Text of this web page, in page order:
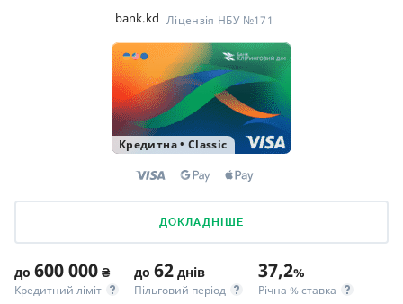
bank.kd Ліцензія НБУ №171
Кредитна• Classic
ДОКЛАДНІШЕ
до 600 000 ₴
Кредитний ліміт
до 62 днів
Пільговий період
37,2%
Річна % ставка